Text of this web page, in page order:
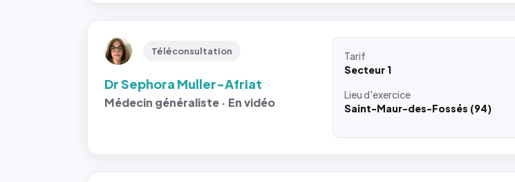
Téléconsultation
Dr Sephora Muller-Afriat
Médecin généraliste · En vidéo
Tarif
Secteur 1
Lieud'exercice
Saint-Maur-des-Fossés (94)